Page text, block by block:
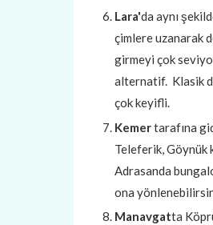
Lara'da aynı
çimlere uzanarak
girmeyi çok
alternatif. Klasik
çok keyifli.
Kemertarafına
Teleferik, Göynük
Adrasanda
ona
Manavgatta